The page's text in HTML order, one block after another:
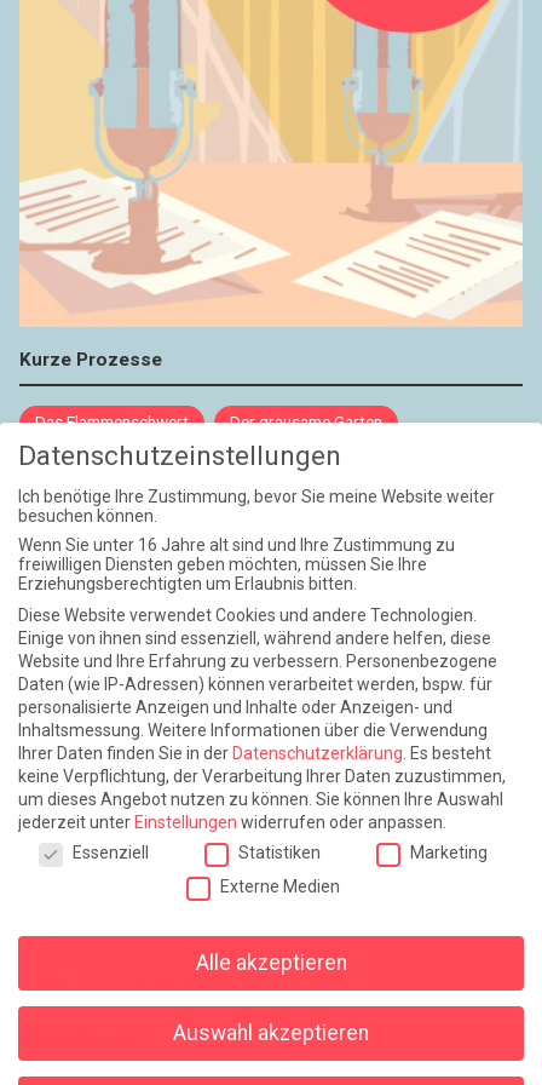
Kurze Prozesse
Das Flammenschwert Der grausame Garten
NIEMALS UND AUCH DANN NICHT
Weite Reisen
Atlantische Turbulenzen DIE ELF
Die Zeit der Ringelblumen ist vorbei Europa im Kopf
Fast am Ziel Frühling in Florenz In der Blase
Leben lernen / Ein Versuch Trinken. Träumen. Trösten.
Triple-Edinburgher mit Ketchup WACHS!
Winterreise (mit Sommern)
Alles sonst
Denkabfall Gereimtes und Ungereimtes Geschichte
Datenschutzeinstellungen
Ich benötige Ihre Zustimmung, bevor Sie meine Website weiter
besuchen können.
Wenn Sie unter 16 Jahre alt sind und Ihre Zustimmung zu
freiwilligen Diensten geben möchten, müssen Sie Ihre
Erziehungsberechtigten um Erlaubnis bitten.
Diese Website verwendet Cookies und andere Technologien.
Einige von ihnen sind essenziell, während andere helfen, diese
Website und Ihre Erfahrung zu verbessern. Personenbezogene
Daten (wie IP-Adressen) können verarbeitet werden, bspw. für
personalisierte Anzeigen und Inhalte oder Anzeigen- und
Inhaltsmessung. Weitere Informationen über die Verwendung
Ihrer Daten finden Sie in der Datenschutzerklärung Es besteht
keine Verpflichtung, der Verarbeitung Ihrer Daten zuzustimmen,
um dieses Angebot nutzen zu können. Sie können Ihre Auswahl
jederzeit unter Einstellungen widerrufen oder anpassen.
Datenschutzeinstellungen
Essenziell Statistiken
Marketing
Externe Medien
Alle akzeptieren
Auswahl akzeptieren